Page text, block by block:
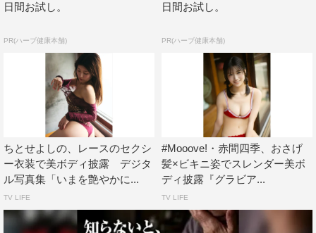
日間お試し。
PR(ハーブ健康本舗)
日間お試し。
PR(ハーブ健康本舗)
ちとせよしの、レースのセクシ
ー衣装で美ボディ披露 デジタ
ル写真集「いまを艶やかに...
TV LIFE
#Mooove!・赤間四季、おさげ
髪×ビキニ姿でスレンダー美ボ
ディ披露『グラビア...
TV LIFE